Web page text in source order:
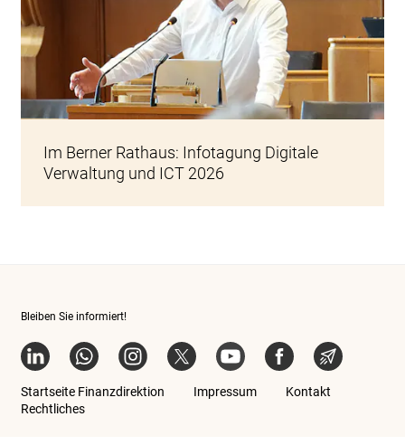
2026.Im Berner Rathaus: Infotagung Digitale
Verwaltung und ICT 2026
Bleiben Sie informiert!
LinkedInWhatsappInstagram BE
X YouTubeFacebook BE
News-
Startseite Finanzdirektion Impressum
Kontakt
Rechtliches